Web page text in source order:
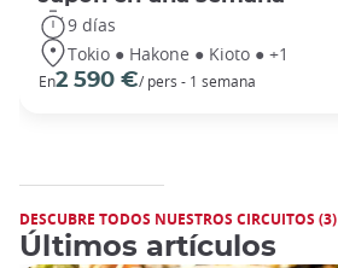
9 días
Tokio ● Hakone ● Kioto ● +1
En2 590 €/ pers - 1 semana
DESCUBRE TODOS NUESTROS CIRCUITOS (3)
Últimos artículos